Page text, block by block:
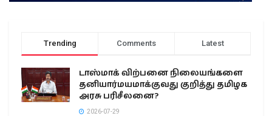
Trending Comments Latest
டாஸ்மாக் விற்பனை நிலையங்களை
தனியார்மயமாக்குவது குறித்து தமிழக
அரசு பரிசீலனை?
2026-07-29